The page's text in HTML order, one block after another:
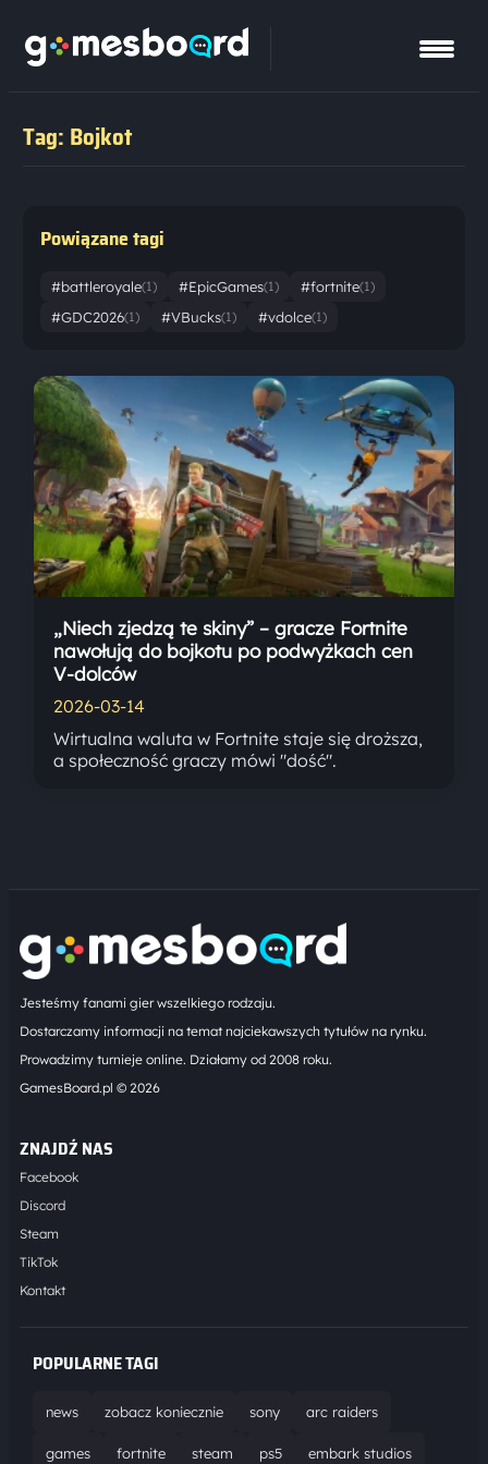
Tag: Bojkot
Powiązane tagi
#battleroyale(1) #EpicGames(1) #fortnite(1)
#GDC2026(1) #VBucks(1) #vdolce(1)
„Niech zjedzą te skiny” – gracze Fortnite
nawołują do bojkotu po podwyżkach cen
V-dolców
2026-03-14
Wirtualna waluta w Fortnite staje się droższa,
a społeczność graczy mówi "dość".
Jesteśmy fanami gier wszelkiego rodzaju.
Dostarczamy informacji na temat najciekawszych tytułów na rynku.
Prowadzimy turnieje online. Działamy od 2008 roku.
GamesBoard.pl © 2026
ZNAJDŹ NAS
Facebook
Discord
Steam
TikTok
Kontakt
POPULARNE TAGI
news zobacz koniecznie sony arc raiders
games fortnite steam ps5 embark studios